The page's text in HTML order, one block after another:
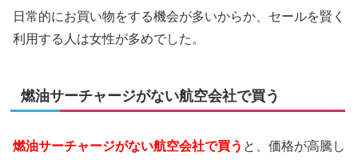
日常的にお買い物をする機会が多いからか、セールを賢く
利用する人は女性が多めでした。
燃油サーチャージがない航空会社で買う
燃油サーチャージがない航空会社で買う と、価格が高騰し